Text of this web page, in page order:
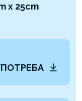
x 25cm